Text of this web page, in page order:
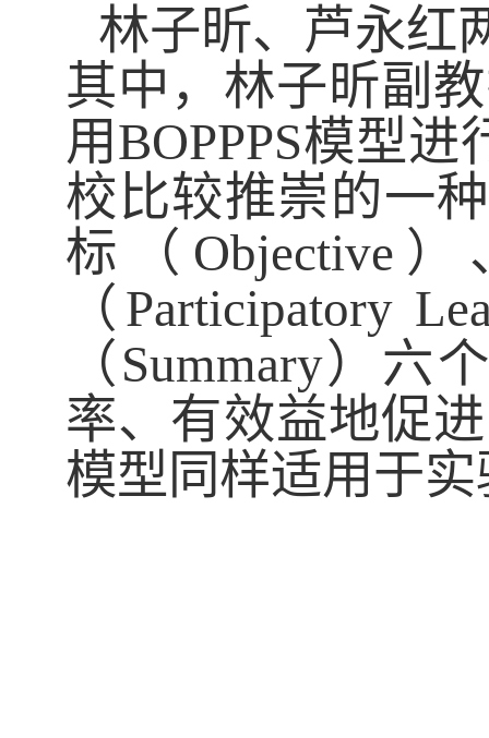
林子昕、芦永红
其中，林子昕副
用BOPPPS模型进
校比较推崇的一
标（ Objective ）
（ Participatory
（ Summary）六
率、有效益地促
模型同样适用于